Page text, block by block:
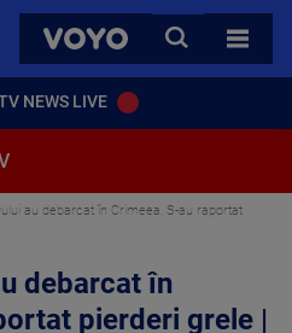
VOYO
CAUTA
TOATE
NEWS LIVE
au debarcat în Crimeea. S-au raportat
debarcat în
pierderi grele |